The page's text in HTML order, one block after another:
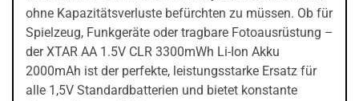
ohne Kapazitätsverluste befürchten zu müssen. Ob für
Spielzeug, Funkgeräte oder tragbare Fotoausrüstung –
der XTAR AA 1.5V CLR 3300mWh Li-Ion Akku
2000mAh ist der perfekte, leistungsstarke Ersatz für
alle 1,5V Standardbatterien und bietet konstante